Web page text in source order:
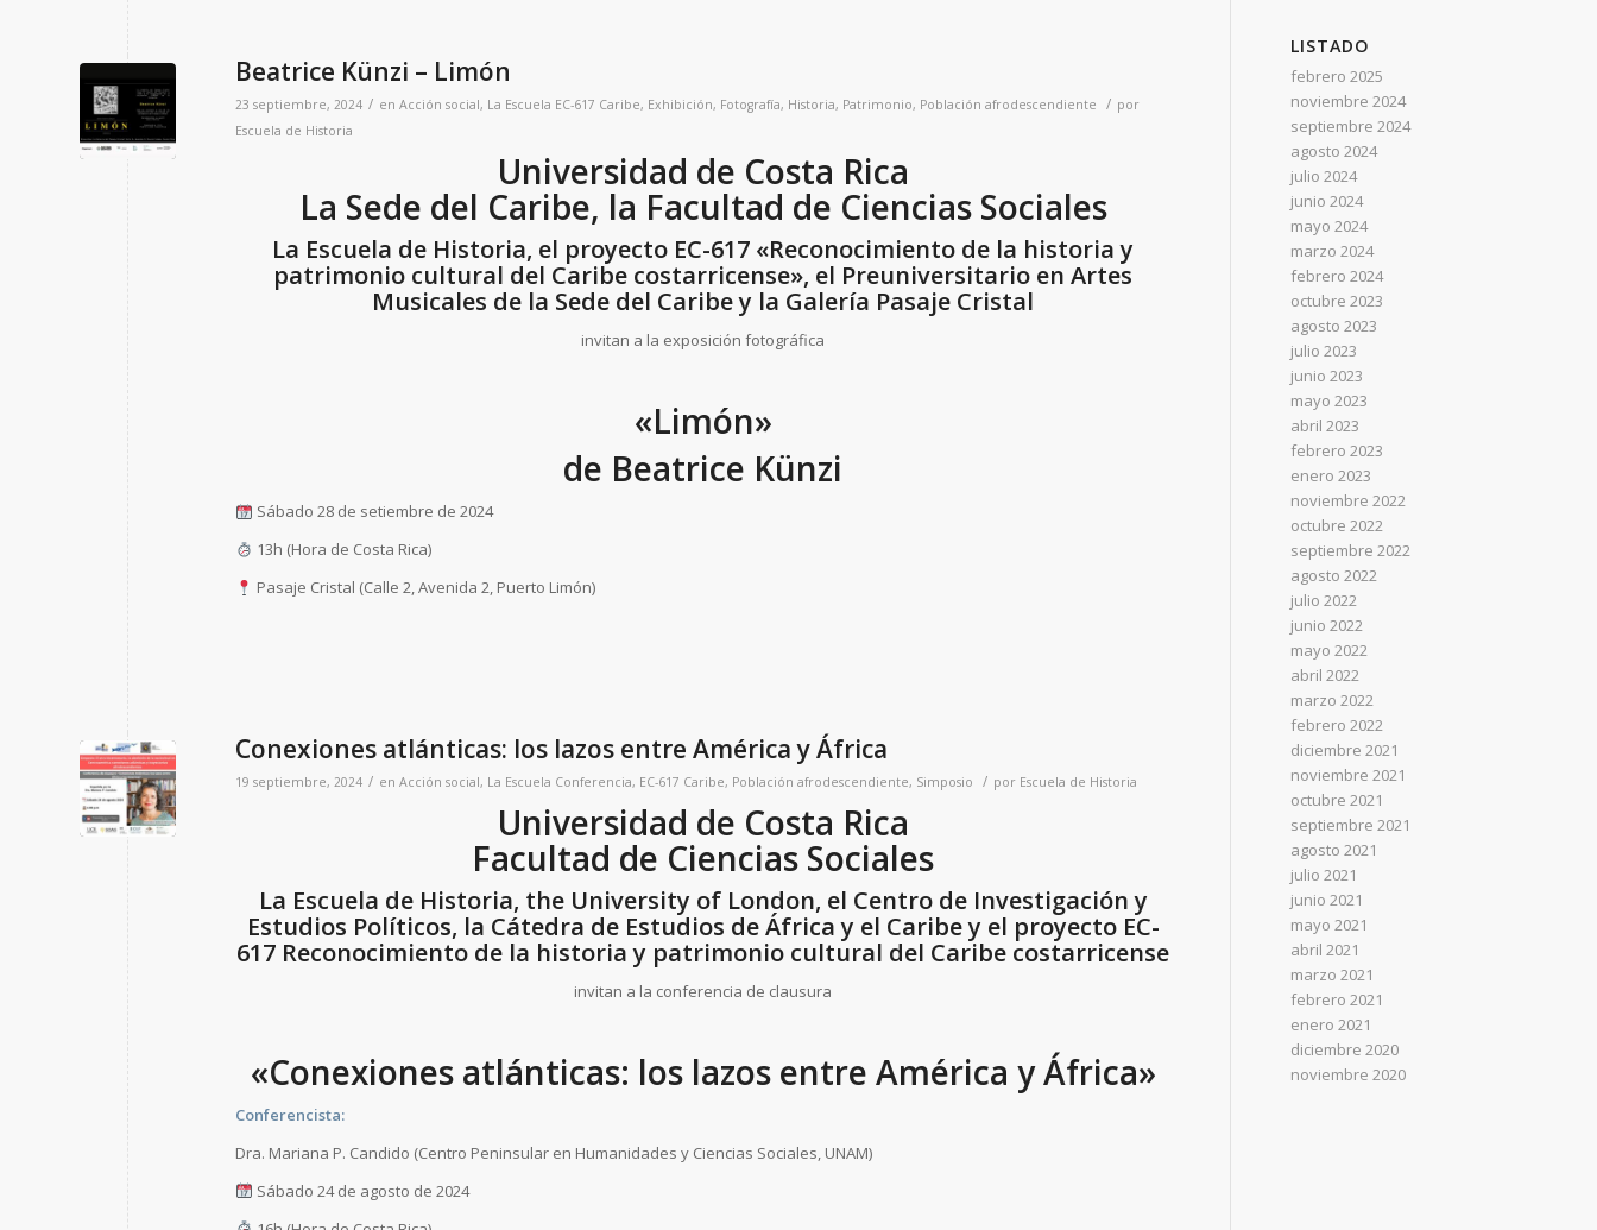
Beatrice Künzi – Limón
23 septiembre, 2024 / en Acción social, La Escuela EC-617 Caribe, Exhibición, Fotografía, Historia, Patrimonio, Población afrodescendiente / por
Escuela de Historia
Universidad de Costa Rica
La Sede del Caribe, la Facultad de Ciencias Sociales
La Escuela de Historia, el proyecto EC-617 «Reconocimiento de la historia y
patrimonio cultural del Caribe costarricense», el Preuniversitario en Artes
Musicales de la Sede del Caribe y la Galería Pasaje Cristal
invitan a la exposición fotográfica
«Limón»
de Beatrice Künzi
Sábado 28 de setiembre de 2024
13h (Hora de Costa Rica)
Pasaje Cristal (Calle 2, Avenida 2, Puerto Limón)
Conexiones atlánticas: los lazos entre América y África
19 septiembre, 2024 / en Acción social, La Escuela Conferencia, EC-617 Caribe, Población afrodescendiente, Simposio / por Escuela de Historia
Universidad de Costa Rica
Facultad de Ciencias Sociales
La Escuela de Historia, the University of London, el Centro de Investigación y
Estudios Políticos, la Cátedra de Estudios de África y el Caribe y el proyecto EC-
617 Reconocimiento de la historia y patrimonio cultural del Caribe costarricense
invitan a la conferencia de clausura
«Conexiones atlánticas: los lazos entre América y África»
Conferencista:
Dra. Mariana P. Candido (Centro Peninsular en Humanidades y Ciencias Sociales, UNAM)
Sábado 24 de agosto de 2024
LISTADO
febrero 2025
noviembre 2024
septiembre 2024
agosto 2024
julio 2024
junio 2024
mayo 2024
marzo 2024
febrero 2024
octubre 2023
agosto 2023
julio 2023
junio 2023
mayo 2023
abril 2023
febrero 2023
enero 2023
noviembre 2022
octubre 2022
septiembre 2022
agosto 2022
julio 2022
junio 2022
mayo 2022
abril 2022
marzo 2022
febrero 2022
diciembre 2021
noviembre 2021
octubre 2021
septiembre 2021
agosto 2021
julio 2021
junio 2021
mayo 2021
abril 2021
marzo 2021
febrero 2021
enero 2021
diciembre 2020
noviembre 2020